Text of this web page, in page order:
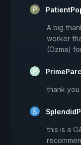
A big
worker
(Ozma)
thank you
this is a